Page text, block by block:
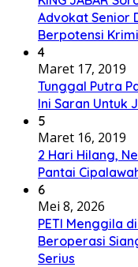
Advokat Senior
Berpotensi
4
Maret 17, 2019
Tunggal Putra
Ini Saran Untuk
5
Maret 16, 2019
2 Hari Hilang,
Pantai
6
Mei 8, 2026
PETI Menggila
Beroperasi
Serius